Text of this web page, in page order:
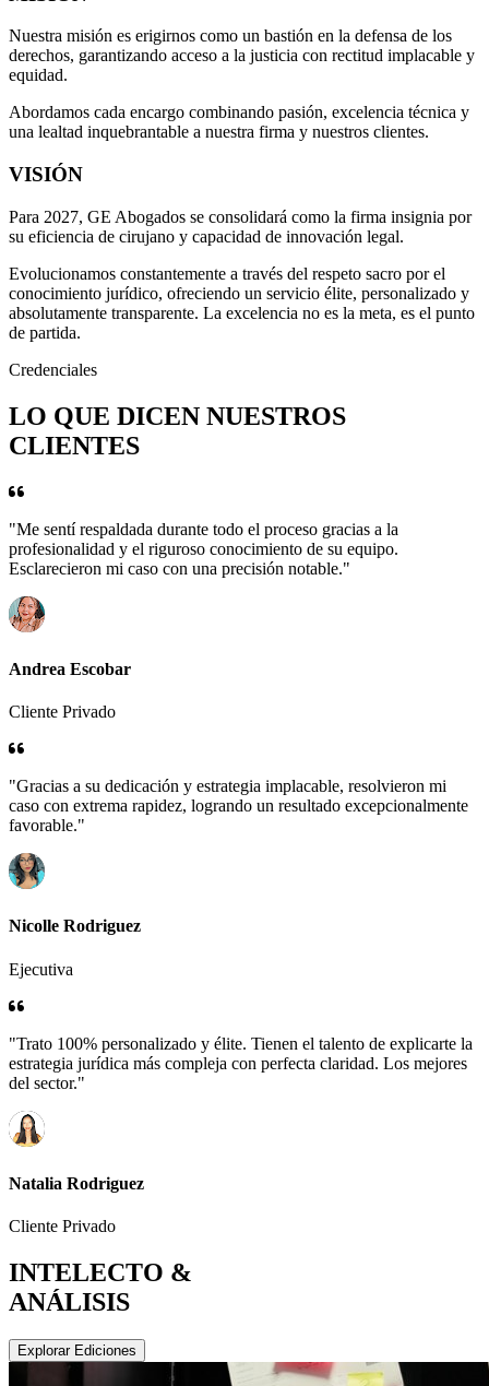
Nuestra misión es erigirnos como un bastión en la defensa de los
derechos, garantizando acceso a la justicia con rectitud implacable y
equidad.
Abordamos cada encargo combinando pasión, excelencia técnica y
una lealtad inquebrantable a nuestra firma y nuestros clientes.
VISIÓN
Para 2027, GE Abogados se consolidará como la firma insignia por
su eficiencia de cirujano y capacidad de innovación legal.
Evolucionamos constantemente a través del respeto sacro por el
conocimiento jurídico, ofreciendo un servicio élite, personalizado y
absolutamente transparente. La excelencia no es la meta, es el punto
de partida.
Credenciales
LO QUE DICEN NUESTROS
CLIENTES
"Me sentí respaldada durante todo el proceso gracias a la
profesionalidad y el riguroso conocimiento de su equipo.
Esclarecieron mi caso con una precisión notable."
Andrea Escobar
Cliente Privado
"Gracias a su dedicación y estrategia implacable, resolvieron mi
caso con extrema rapidez, logrando un resultado excepcionalmente
favorable."
Nicolle Rodriguez
Ejecutiva
"Trato 100% personalizado y élite. Tienen el talento de explicarte la
estrategia jurídica más compleja con perfecta claridad. Los mejores
del sector."
Natalia Rodriguez
Cliente Privado
INTELECTO &
ANÁLISIS
Explorar Ediciones